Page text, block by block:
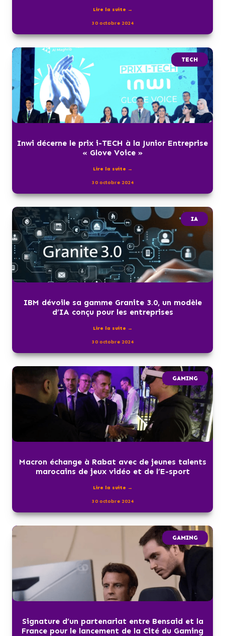
Lire la suite →
30 octobre 2024
TECH
Inwi décerne le prix i-TECH à la Junior Entreprise
« Glove Voice »
Lire la suite →
30 octobre 2024
IA
IBM dévoile sa gamme Granite 3.0, un modèle
d’IA conçu pour les entreprises
Lire la suite →
30 octobre 2024
GAMING
Macron échange à Rabat avec de jeunes talents
marocains de jeux vidéo et de l’E-sport
Lire la suite →
30 octobre 2024
GAMING
Signature d’un partenariat entre Bensaid et la
France pour le lancement de la Cité du Gaming